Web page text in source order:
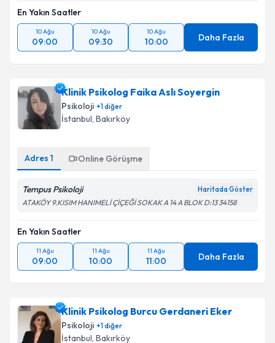
En Yakın Saatler
10 Ağu
09:00
10 Ağu
09:30
10 Ağu
10:00 Daha Fazla
Klinik Psikolog Faika Aslı Soyergin
Psikoloji +1diğer
İstanbul, Bakırköy
Adres 1 Online Görüşme
Tempus Psikoloji Haritada Göster
ATAKÖY 9.KISIM HANIMELİ ÇİÇEĞİ SOKAK A 14 A BLOK D:13 34158
En Yakın Saatler
11 Ağu
09:00
11 Ağu
10:00
11 Ağu
11:00 Daha Fazla
Klinik Psikolog Burcu Gerdaneri Eker
Psikoloji +1diğer
İstanbul, Bakırköy